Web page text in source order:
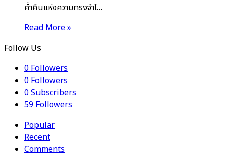
ค่ำคืนแห่งความทรงจำไ…
Read More »
Follow Us
0 Followers
0 Followers
0Subscribers
59 Followers
Popular
Recent
Comments